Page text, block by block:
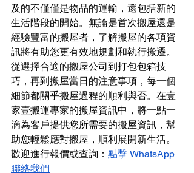
及的不僅僅是物品的運輸，還包括新的
生活階段的開始。無論是首次搬屋還是
經驗豐富的搬屋者，了解搬屋的各項資
訊將有助您更有效地規劃和執行搬遷。
從選擇合適的搬屋公司到打包包箱技
巧，再到搬屋當日的注意事項，每一個
細節都關乎搬屋過程的順利與否。在壹
家壹搬運專家的搬屋資訊中，將一點一
滴為客戶提供您所需要的搬屋資訊，幫
助您輕鬆應對搬屋，順利展開新生活。
歡迎進行報價或查詢： 點擊 WhatsApp
聯絡我們